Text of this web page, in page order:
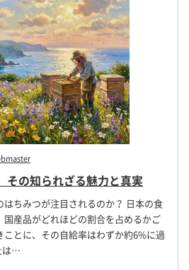
その知られざる魅力と真実
ちみつが注目されるのか？ 日本の食
産品がどれほどの割合を占めるかご
とに、その自給率はわずか約6%に過
は…